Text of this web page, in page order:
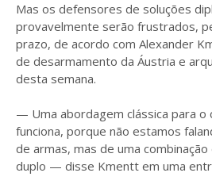
Mas os defensores de soluções
provavelmente serão frustrados,
prazo, de acordo com Alexander
de desarmamento da Áustria e
desta semana.
— Uma abordagem clássica para o
funciona, porque não estamos
de armas, mas de uma
duplo — disse Kmentt em uma